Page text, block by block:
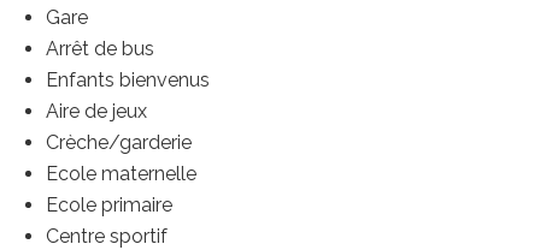
Gare
Arrêt de bus
Enfants bienvenus
Aire de jeux
Crèche/garderie
Ecole maternelle
Ecole primaire
Centre sportif